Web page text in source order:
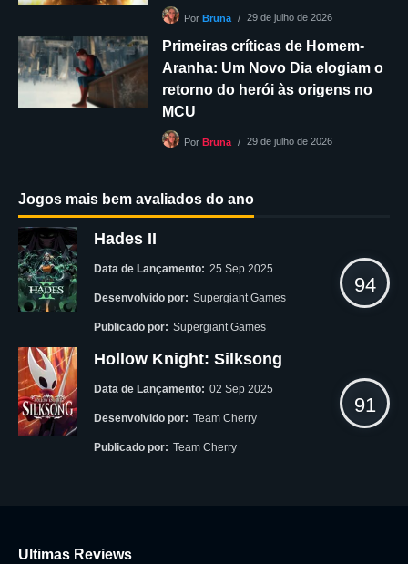
Por Bruna 29 de julho de 2026
Primeiras críticas de Homem-
Aranha: Um Novo Dia elogiam o
retorno do herói às origens no
MCU
Por Bruna 29 de julho de 2026
Jogos mais bem avaliados do ano
Hades II
Data de Lançamento: 25 Sep 2025
Desenvolvido por: Supergiant Games
Publicado por: Supergiant Games
94
Hollow Knight: Silksong
Data de Lançamento: 02 Sep 2025
Desenvolvido por: Team Cherry
Publicado por: Team Cherry
91
Ultimas Reviews